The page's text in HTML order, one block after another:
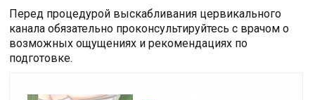
Перед процедурой выскабливания цервикального
канала обязательно проконсультируйтесь с врачом о
возможных ощущениях и рекомендациях по
подготовке.